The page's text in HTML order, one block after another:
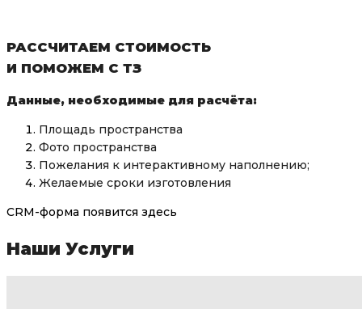
РАССЧИТАЕМ СТОИМОСТЬ
И ПОМОЖЕМ С ТЗ
Данные, необходимые для расчёта:
Площадь пространства
Фото пространства
Пожелания к интерактивному наполнению;
Желаемые сроки изготовления
CRM-форма появится здесь
Наши Услуги